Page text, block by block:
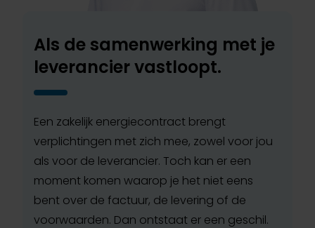
Als de samenwerking met je
leverancier vastloopt.
Een zakelijk energiecontract brengt
verplichtingen met zich mee, zowel voor jou
als voor de leverancier. Toch kan er een
moment komen waarop je het niet eens
bent over de factuur, de levering of de
voorwaarden. Dan ontstaat er een geschil.